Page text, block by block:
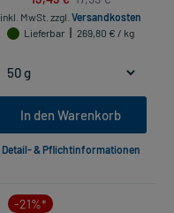
inkl. MwSt. zzgl. Versandkosten
Lieferbar
269,80 € / kg
In den Warenkorb
Detail- & Pflichtinformationen
-21%*